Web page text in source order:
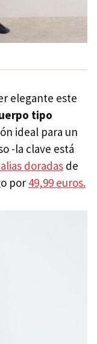
elegante este
tipo
ideal para un
-la clave está
doradas de
por 49,99 euros.